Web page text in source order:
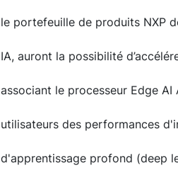
le portefeuille de produits NXP
IA, auront la possibilité
associant le processeur Edge
utilisateurs des performances
d'apprentissage profond (deep